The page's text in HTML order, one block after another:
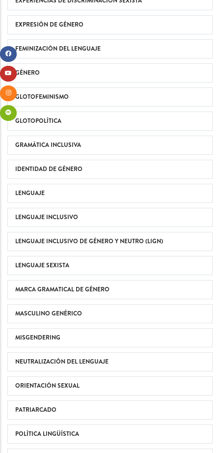
EXPRESIÓN DE GÉNERO
FEMINIZACIÓN DEL LENGUAJE
GÉNERO
GLOTOFEMINISMO
GLOTOPOLÍTICA
GRAMÁTICA INCLUSIVA
IDENTIDAD DE GÉNERO
LENGUAJE
LENGUAJE INCLUSIVO
LENGUAJE INCLUSIVO DE GÉNERO Y NEUTRO (LIGN)
LENGUAJE SEXISTA
MARCA GRAMATICAL DE GÉNERO
MASCULINO GENÉRICO
MISGENDERING
NEUTRALIZACIÓN DEL LENGUAJE
ORIENTACIÓN SEXUAL
PATRIARCADO
POLÍTICA LINGÜÍSTICA